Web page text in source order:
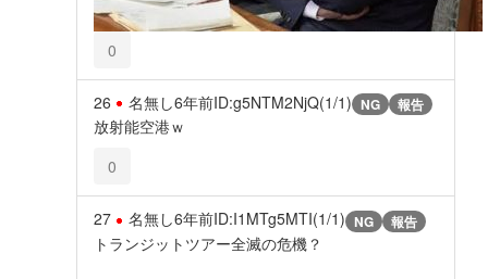
0
26 名無し6年前ID:g5NTM2NjQ(1/1) NG 報告
放射能空港ｗ
0
27 名無し6年前ID:I1MTg5MTI(1/1) NG 報告
トランジットツアー全滅の危機？